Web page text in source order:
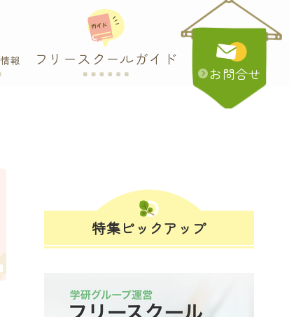
情報 フリースクールガイド
お問合せ
特集ピックアップ